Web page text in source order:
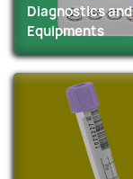
Diagnostics and
Equipments